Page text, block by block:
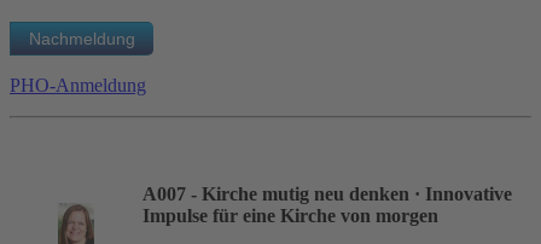
PHO-Anmeldung
A007 - Kirche mutig neu denken · Innovative
Impulse für eine Kirche von morgen